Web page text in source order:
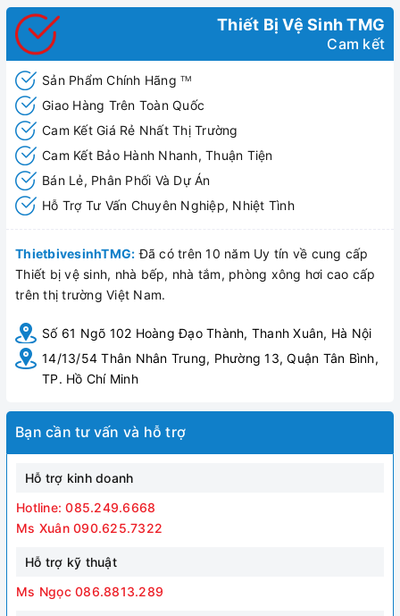
Kết nối với ống thải bằng cổ ngỗng rời
Dễ thi công lắp đặt,dễ sử dụngThiết Bị Vệ Sinh TMG
Cam kết
Sản Phẩm Chính Hãng TM
Giao Hàng Trên Toàn Quốc
Cam Kết Giá Rẻ Nhất Thị Trường
Cam Kết Bảo Hành Nhanh, Thuận Tiện
Bán Lẻ, Phân Phối Và Dự Án
Hỗ Trợ Tư Vấn Chuyên Nghiệp, Nhiệt Tình
ThietbivesinhTMG: Đã có trên 10 năm Uy tín về cung cấp
Thiết bị vệ sinh, nhà bếp, nhà tắm, phòng xông hơi cao cấp
trên thị trường Việt Nam.
Số 61 Ngõ 102 Hoàng Đạo Thành, Thanh Xuân, Hà Nội
14/13/54 Thân Nhân Trung, Phường 13, Quận Tân Bình,
TP. Hồ Chí Minh
Bạn cần tư vấn và hỗ trợ
Hỗ trợ kinh doanh
Hotline: 085.249.6668
Ms Xuân 090.625.7322
Hỗ trợ kỹ thuật
Ms Ngọc 086.8813.289